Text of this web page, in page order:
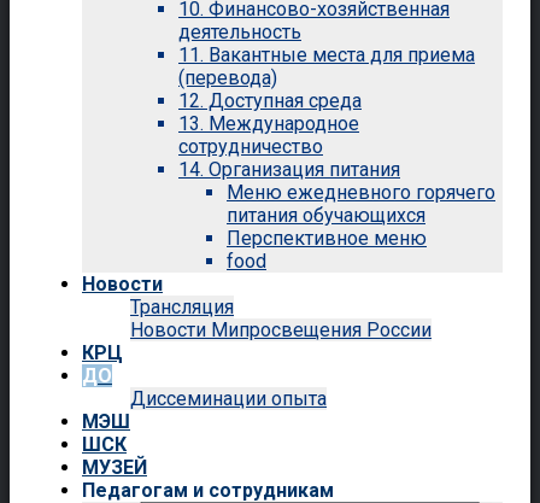
10. Финансово-хозяйственная
деятельность
11. Вакантные места для приема
(перевода)
12. Доступная среда
13. Международное
сотрудничество
14. Организация питания
Меню ежедневного горячего
питания обучающихся
Перспективное меню
food
Новости
Трансляция
Новости Мипросвещения России
КРЦ
ДО
Диссеминации опыта
МЭШ
ШСК
МУЗЕЙ
Педагогам и сотрудникам